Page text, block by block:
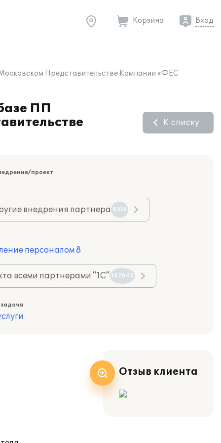
Корзина Вход
Представительстве Компании «ФЕС
ПП
К списку
проект
внедрения партнера 9216
персоналом 8
всеми партнерами "1С" 147043
Отзыв клиента